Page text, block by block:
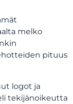
melko
pituus
logot ja
tekijänoikeutta